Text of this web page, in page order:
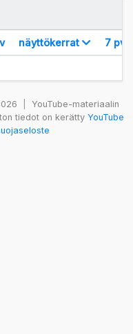
näyttökerrat 7 pv
YouTube-materiaalin
tiedot on kerätty YouTube